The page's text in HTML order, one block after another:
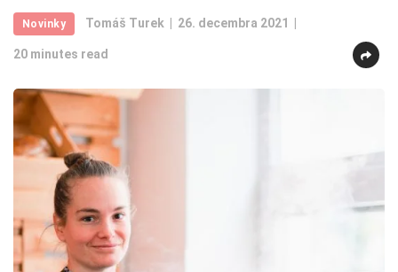
Novinky Tomáš Turek 26. decembra 2021
20 minutes read